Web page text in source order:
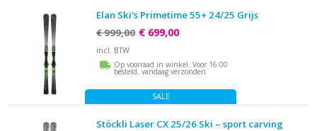
Elan Ski's Primetime 55+ 24/25 Grijs
€ 999,00 € 699,00
incl. BTW
Op voorraad in winkel. Voor 16:00
besteld, vandaag verzonden
SALE
Stöckli Laser CX 25/26 Ski – sport carving